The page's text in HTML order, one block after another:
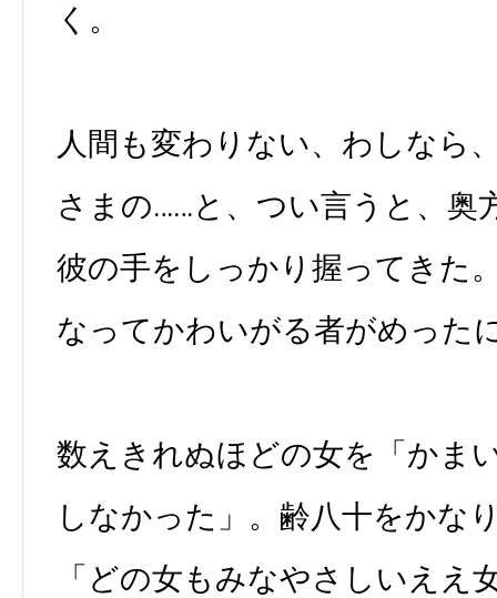
く。
人間も変わりない、わしなら
さまの……と、つい言うと、奥
彼の手をしっかり握ってきた
なってかわいがる者がめった
数えきれぬほどの女を「かま
しなかった」。齢八十をかな
「どの女もみなやさしいええ